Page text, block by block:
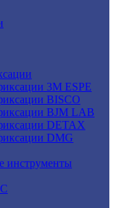
3M ESPE
BISCO
BJM LAB
DETAX
DMG
инструменты